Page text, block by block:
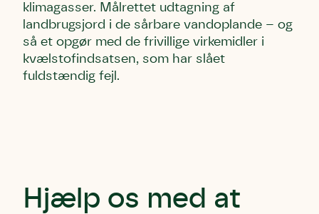
klimagasser. Målrettet udtagning af
landbrugsjord i de sårbare vandoplande – og
så et opgør med de frivillige virkemidler i
kvælstofindsatsen, som har slået
fuldstændig fejl.
Hjælp os med at